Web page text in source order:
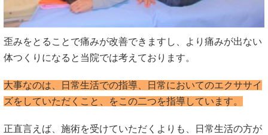
歪みをとることで痛みが改善できますし、より痛みが出ない
体つくりになると当院では考えております。
大事なのは、日常生活での指導、日常においてのエクササイ
ズをしていただくこと、をこの二つを指導しています。
正直言えば、施術を受けていただくよりも、日常生活の方が